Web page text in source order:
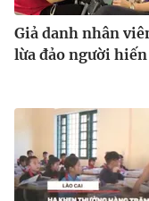
Giả danh nhân
lừa đảo người